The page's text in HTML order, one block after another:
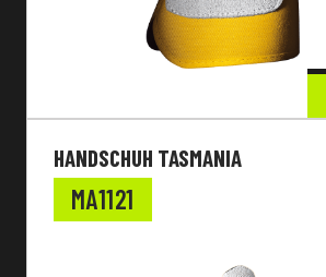
HANDSCHUH TASMANIA
MA1121